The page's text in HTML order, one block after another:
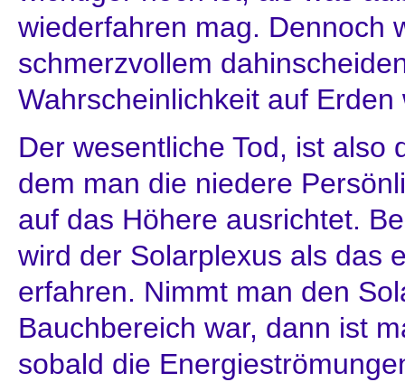
wiederfahren mag. Dennoch
schmerzvollem
Wahrscheinlichkeit auf
Der wesentliche Tod, ist also
dem man die niedere
auf das Höhere ausrichtet.
wird der Solarplexus als das
erfahren. Nimmt man den
Bauchbereich war, dann ist
sobald die